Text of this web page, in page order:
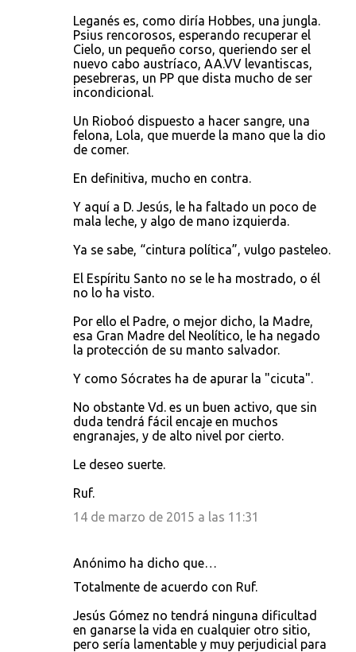
Leganés es, como diría Hobbes, una jungla.
Psius rencorosos, esperando recuperar el
Cielo, un pequeño corso, queriendo ser el
nuevo cabo austríaco, AA.VV levantiscas,
pesebreras, un PP que dista mucho de ser
incondicional.
Un Rioboó dispuesto a hacer sangre, una
felona, Lola, que muerde la mano que la dio
de comer.
En definitiva, mucho en contra.
Y aquí a D. Jesús, le ha faltado un poco de
mala leche, y algo de mano izquierda.
Ya se sabe, “cintura política”, vulgo pasteleo.
El Espíritu Santo no se le ha mostrado, o él
no lo ha visto.
Por ello el Padre, o mejor dicho, la Madre,
esa Gran Madre del Neolítico, le ha negado
la protección de su manto salvador.
Y como Sócrates ha de apurar la "cicuta".
No obstante Vd. es un buen activo, que sin
duda tendrá fácil encaje en muchos
engranajes, y de alto nivel por cierto.
Le deseo suerte.
Ruf.
14 de marzo de 2015 a las 11:31
Anónimo ha dicho que…
Totalmente de acuerdo con Ruf.
Jesús Gómez no tendrá ninguna dificultad
en ganarse la vida en cualquier otro sitio,
pero sería lamentable y muy perjudicial para